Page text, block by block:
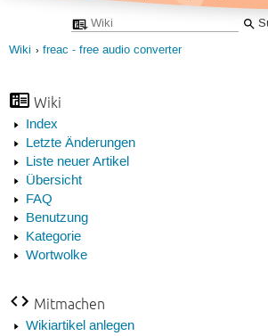
Wiki freac - free audio converter
Wiki
Index
Letzte Änderungen
Liste neuer Artikel
Übersicht
FAQ
Benutzung
Kategorie
Wortwolke
Mitmachen
Wikiartikel anlegen